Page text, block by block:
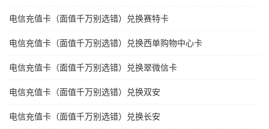
电信充值卡（面值千万别选错）兑换赛特卡
电信充值卡（面值千万别选错）兑换西单购物中心卡
电信充值卡（面值千万别选错）兑换翠微信卡
电信充值卡（面值千万别选错）兑换双安
电信充值卡（面值千万别选错）兑换长安